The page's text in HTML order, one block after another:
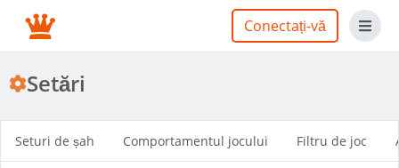
Conectați-vă
Setări
Seturi de șah Comportamentul jocului Filtru de joc